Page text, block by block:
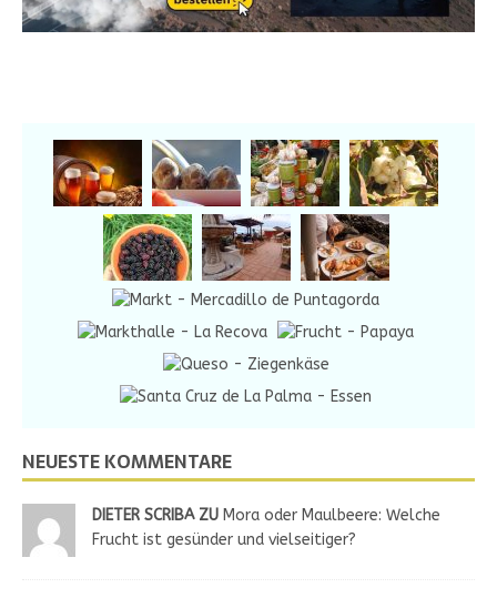
NEUESTE KOMMENTARE
DIETER SCRIBA ZU Mora oder Maulbeere: Welche
Frucht ist gesünder und vielseitiger?